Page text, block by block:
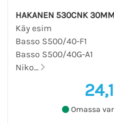
Käy esim
Basso S500/40-F1
Basso S500/40G-A1
Niko...
Omassa